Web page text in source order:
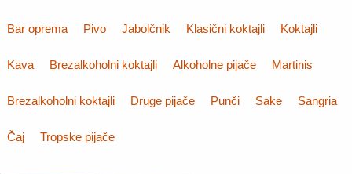
Bar oprema Pivo Jabolčnik Klasični koktajli Koktajli
Kava Brezalkoholni koktajli Alkoholne pijače Martinis
Brezalkoholni koktajli Druge pijače Punči Sake Sangria
Čaj Tropske pijače